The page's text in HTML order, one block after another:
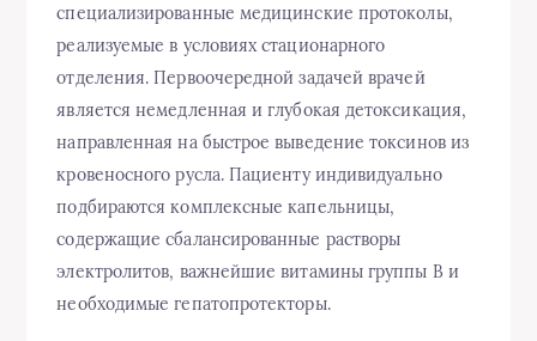
специализированные медицинские протоколы,
реализуемые в условиях стационарного
отделения. Первоочередной задачей врачей
является немедленная и глубокая детоксикация,
направленная на быстрое выведение токсинов из
кровеносного русла. Пациенту индивидуально
подбираются комплексные капельницы,
содержащие сбалансированные растворы
электролитов, важнейшие витамины группы B и
необходимые гепатопротекторы.